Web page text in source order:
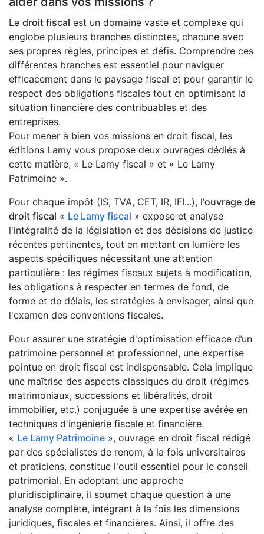
Le droit fiscal est un domaine vaste et complexe qui
englobe plusieurs branches distinctes, chacune avec
ses propres règles, principes et défis. Comprendre ces
différentes branches est essentiel pour naviguer
efficacement dans le paysage fiscal et pour garantir le
respect des obligations fiscales tout en optimisant la
situation financière des contribuables et des
entreprises.
Pour mener à bien vos missions en droit fiscal, les
éditions Lamy vous propose deux ouvrages dédiés à
cette matière, « Le Lamy fiscal » et « Le Lamy
Patrimoine ».
Pour chaque impôt (IS, TVA, CET, IR, IFI...), l’ouvrage de
droit fiscal « Le Lamy fiscal » expose et analyse
l'intégralité de la législation et des décisions de justice
récentes pertinentes, tout en mettant en lumière les
aspects spécifiques nécessitant une attention
particulière : les régimes fiscaux sujets à modification,
les obligations à respecter en termes de fond, de
forme et de délais, les stratégies à envisager, ainsi que
l'examen des conventions fiscales.
Pour assurer une stratégie d'optimisation efficace d’un
patrimoine personnel et professionnel, une expertise
pointue en droit fiscal est indispensable. Cela implique
une maîtrise des aspects classiques du droit (régimes
matrimoniaux, successions et libéralités, droit
immobilier, etc.) conjuguée à une expertise avérée en
techniques d'ingénierie fiscale et financière.
« Le Lamy Patrimoine », ouvrage en droit fiscal rédigé
par des spécialistes de renom, à la fois universitaires
et praticiens, constitue l'outil essentiel pour le conseil
patrimonial. En adoptant une approche
pluridisciplinaire, il soumet chaque question à une
analyse complète, intégrant à la fois les dimensions
juridiques, fiscales et financières. Ainsi, il offre des